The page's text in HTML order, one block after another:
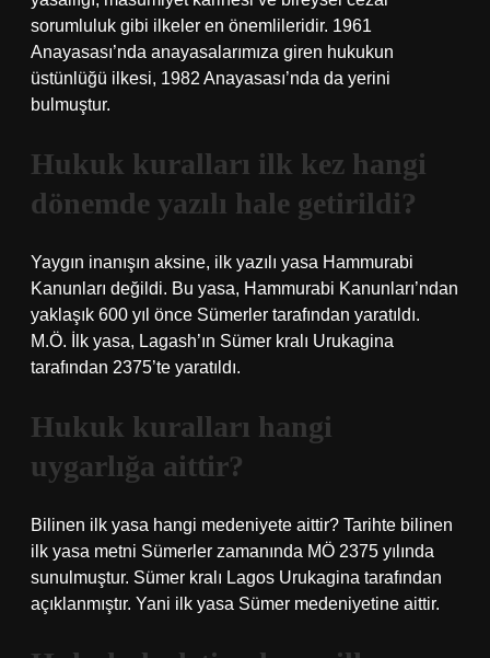
sorumluluk gibi ilkeler en önemlileridir. 1961
Anayasası’nda anayasalarımıza giren hukukun
üstünlüğü ilkesi, 1982 Anayasası’nda da yerini
bulmuştur.
Hukuk kuralları ilk kez hangi
dönemde yazılı hale getirildi?
Yaygın inanışın aksine, ilk yazılı yasa Hammurabi
Kanunları değildi. Bu yasa, Hammurabi Kanunları’ndan
yaklaşık 600 yıl önce Sümerler tarafından yaratıldı.
M.Ö. İlk yasa, Lagash’ın Sümer kralı Urukagina
tarafından 2375’te yaratıldı.
Hukuk kuralları hangi
uygarlığa aittir?
Bilinen ilk yasa hangi medeniyete aittir? Tarihte bilinen
ilk yasa metni Sümerler zamanında MÖ 2375 yılında
sunulmuştur. Sümer kralı Lagos Urukagina tarafından
açıklanmıştır. Yani ilk yasa Sümer medeniyetine aittir.